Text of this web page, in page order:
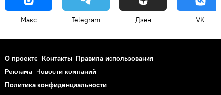
Макс Telegram Дзен VK
О проекте Контакты Правила использования
Реклама Новости компаний
Политика конфиденциальности